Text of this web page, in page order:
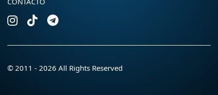
© 2011 - 2026 All Rights Reserved